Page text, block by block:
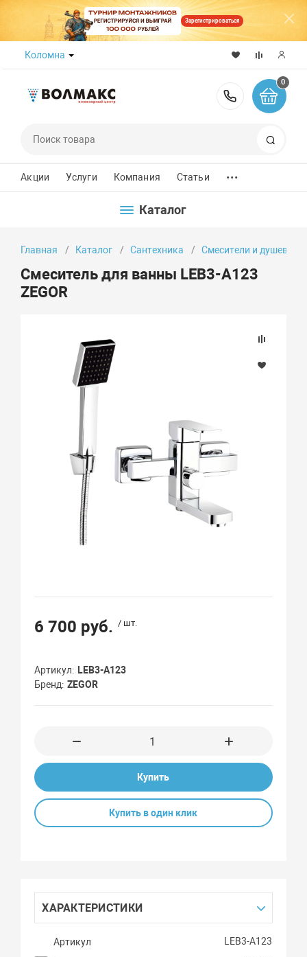
Зарегистрироваться
Коломна
8 (800)
0
Акции Услуги Компания Статьи ...
Каталог
Главная Каталог Сантехника Смесители и душевые
Смеситель для ванны LEB3-A123
ZEGOR
6 700 руб. / шт.
Артикул
LEB3-A123
Бренд ZEGOR
Купить
Купить в один клик
ХАРАКТЕРИСТИКИ
Артикул
LEB3-A123